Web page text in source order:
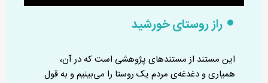
راز روستای خورشید
این مستند از مستندهای پژوهشی است که در آن،
همیاری و دغدغه‌ی مردم یک روستا را می‌بینیم و به قول